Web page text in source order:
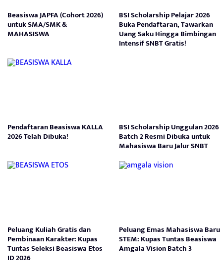
Beasiswa JAPFA (Cohort 2026)
untuk SMA/SMK &
MAHASISWA
BSI Scholarship Pelajar 2026
Buka Pendaftaran, Tawarkan
Uang Saku Hingga Bimbingan
Intensif SNBT Gratis!
Pendaftaran Beasiswa KALLA
2026 Telah Dibuka!
BSI Scholarship Unggulan 2026
Batch 2 Resmi Dibuka untuk
Mahasiswa Baru Jalur SNBT
Peluang Kuliah Gratis dan
Pembinaan Karakter: Kupas
Tuntas Seleksi Beasiswa Etos
ID 2026
Peluang Emas Mahasiswa Baru
STEM: Kupas Tuntas Beasiswa
Amgala Vision Batch 3